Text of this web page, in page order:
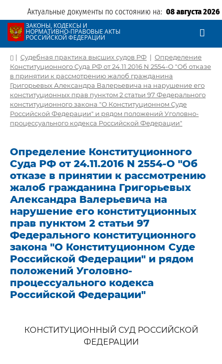
Актуальные документы по состоянию на: 08 августа 2026
ЗАКОНЫ, КОДЕКСЫ И
НОРМАТИВНО-ПРАВОВЫЕ АКТЫ
РОССИЙСКОЙ ФЕДЕРАЦИИ
| Судебная практика высших судов РФ | Определение
Конституционного Суда РФ от 24.11.2016 N 2554-О "Об отказе
в принятии к рассмотрению жалоб гражданина
Григорьевых Александра Валерьевича на нарушение его
конституционных прав пунктом 2 статьи 97 Федерального
конституционного закона "О Конституционном Суде
Российской Федерации" и рядом положений Уголовно-
процессуального кодекса Российской Федерации"
Определение Конституционного
Суда РФ от 24.11.2016 N 2554-О "Об
отказе в принятии к рассмотрению
жалоб гражданина Григорьевых
Александра Валерьевича на
нарушение его конституционных
прав пунктом 2 статьи 97
Федерального конституционного
закона "О Конституционном Суде
Российской Федерации" и рядом
положений Уголовно-
процессуального кодекса
Российской Федерации"
КОНСТИТУЦИОННЫЙ СУД РОССИЙСКОЙ
ФЕДЕРАЦИИ